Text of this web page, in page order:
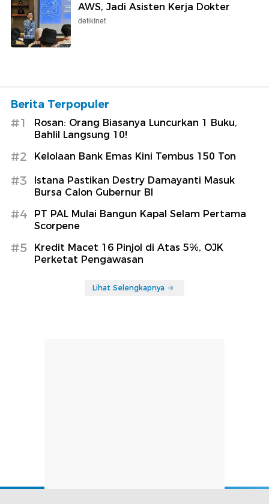
AWS, Jadi Asisten Kerja Dokter
detikInet
Berita Terpopuler
#1
Rosan: Orang Biasanya Luncurkan 1 Buku,
Bahlil Langsung 10!
#2 Kelolaan Bank Emas Kini Tembus 150 Ton
#3
Istana Pastikan Destry Damayanti Masuk
Bursa Calon Gubernur BI
#4
PT PAL Mulai Bangun Kapal Selam Pertama
Scorpene
#5
Kredit Macet 16 Pinjol di Atas 5%, OJK
Perketat Pengawasan
Lihat Selengkapnya